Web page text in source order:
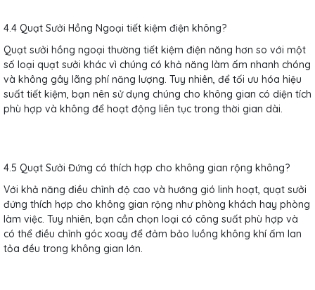
4.4 Quạt Sưởi Hồng Ngoại tiết kiệm điện không?
Quạt sưởi hồng ngoại thường tiết kiệm điện năng hơn so với một
số loại quạt sưởi khác vì chúng có khả năng làm ấm nhanh chóng
và không gây lãng phí năng lượng. Tuy nhiên, để tối ưu hóa hiệu
suất tiết kiệm, bạn nên sử dụng chúng cho không gian có diện tích
phù hợp và không để hoạt động liên tục trong thời gian dài.
4.5 Quạt Sưởi Đứng có thích hợp cho không gian rộng không?
Với khả năng điều chỉnh độ cao và hướng gió linh hoạt, quạt sưởi
đứng thích hợp cho không gian rộng như phòng khách hay phòng
làm việc. Tuy nhiên, bạn cần chọn loại có công suất phù hợp và
có thể điều chỉnh góc xoay để đảm bảo luồng không khí ấm lan
tỏa đều trong không gian lớn.